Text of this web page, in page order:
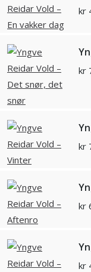
kr
kr
kr
kr
kr